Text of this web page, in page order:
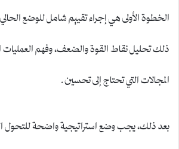
الخطوة الأولى هي إجراء تقييم شامل للوضع
ذلك تحليل نقاط القوة والضعف، وفهم العمليات
المجالات التي تحتاج إلى تحسين.
بعد ذلك، يجب وضع استراتيجية واضحة